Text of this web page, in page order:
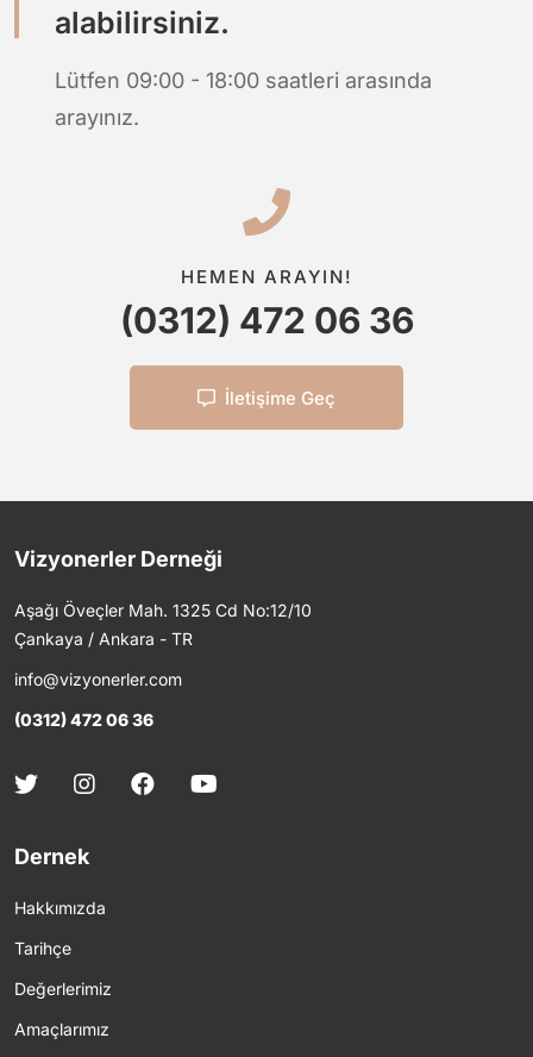
alabilirsiniz.
Lütfen 09:00 - 18:00 saatleri arasında
arayınız.
HEMEN ARAYIN!
(0312) 472 06 36
İletişime Geç
Vizyonerler Derneği
Aşağı Öveçler Mah. 1325 Cd No:12/10
Çankaya / Ankara - TR
info@vizyonerler.com
(0312) 472 06 36
Dernek
Hakkımızda
Tarihçe
Değerlerimiz
Amaçlarımız